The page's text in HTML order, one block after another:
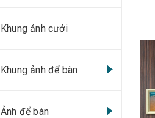
Khung ảnh cưới
Khung ảnh để bàn
Ảnh để bàn